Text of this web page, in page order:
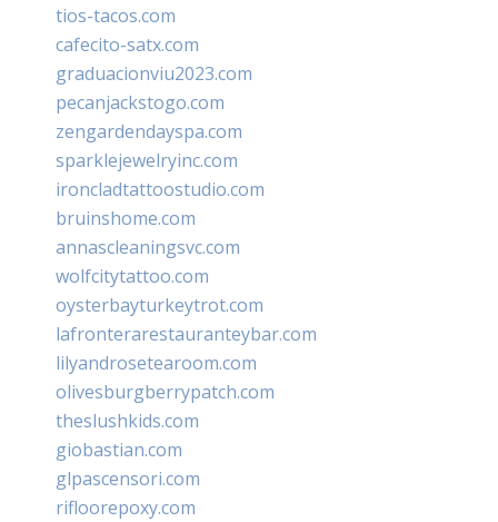
tios-tacos.com
cafecito-satx.com
graduacionviu2023.com
pecanjackstogo.com
zengardendayspa.com
sparklejewelryinc.com
ironcladtattoostudio.com
bruinshome.com
annascleaningsvc.com
wolfcitytattoo.com
oysterbayturkeytrot.com
lafronterarestauranteybar.com
lilyandrosetearoom.com
olivesburgberrypatch.com
theslushkids.com
giobastian.com
glpascensori.com
rifloorepoxy.com